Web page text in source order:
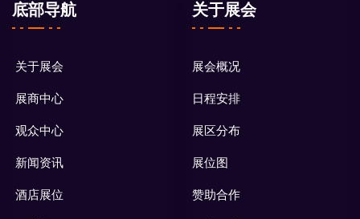
底部导航
关于展会
展商中心
观众中心
新闻资讯
酒店展位
关于展会
展会概况
日程安排
展区分布
展位图
赞助合作